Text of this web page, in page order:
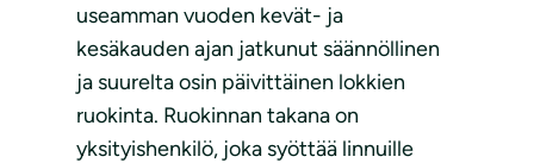
useamman vuoden kevät- ja
kesäkauden ajan jatkunut säännöllinen
ja suurelta osin päivittäinen lokkien
ruokinta. Ruokinnan takana on
yksityishenkilö, joka syöttää linnuille